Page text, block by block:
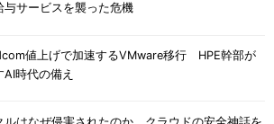
与サービスを襲った危機
値上げで加速するVMware移行 HPE幹部が
AI時代の備え